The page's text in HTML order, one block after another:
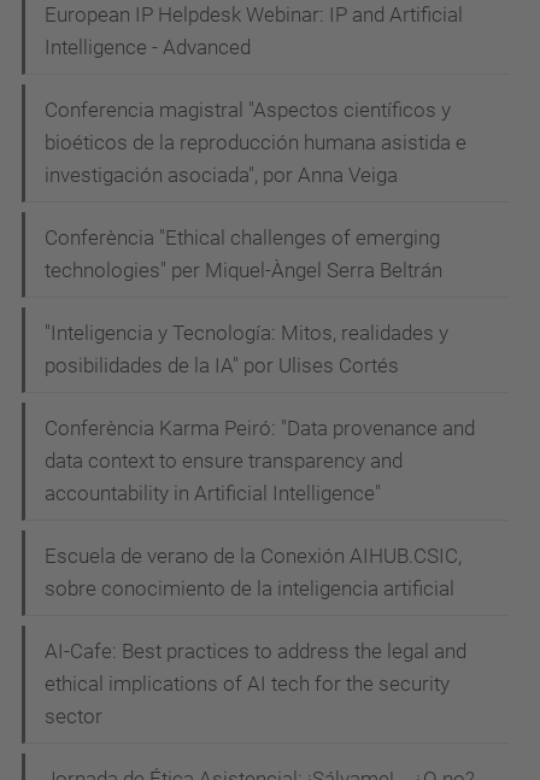
European IP Helpdesk Webinar: IP and Artificial
Intelligence - Advanced
Conferencia magistral "Aspectos científicos y
bioéticos de la reproducción humana asistida e
investigación asociada", por Anna Veiga
Conferència "Ethical challenges of emerging
technologies" per Miquel-Àngel Serra Beltrán
"Inteligencia y Tecnología: Mitos, realidades y
posibilidades de la IA" por Ulises Cortés
Conferència Karma Peiró: "Data provenance and
data context to ensure transparency and
accountability in Artificial Intelligence"
Escuela de verano de la Conexión AIHUB.CSIC,
sobre conocimiento de la inteligencia artificial
AI-Cafe: Best practices to address the legal and
ethical implications of AI tech for the security
sector